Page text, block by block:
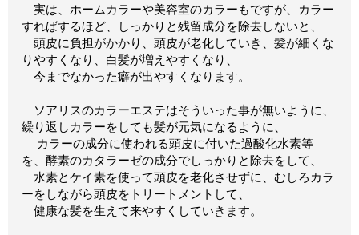
実は、ホームカラーや美容室のカラーもですが、カラー
すればするほど、しっかりと残留成分を除去しないと、
頭皮に負担がかかり、頭皮が老化していき、髪が細くな
りやすくなり、白髪が増えやすくなり、
今までなかった癖が出やすくなります。
ソアリスのカラーエステはそういった事が無いように、
繰り返しカラーをしても髪が元気になるように、
カラーの成分に使われる頭皮に付いた過酸化水素等
を、酵素のカタラーゼの成分でしっかりと除去をして、
水素とケイ素を使って頭皮を老化させずに、むしろカラ
ーをしながら頭皮をトリートメントして、
健康な髪を生えて来やすくしていきます。